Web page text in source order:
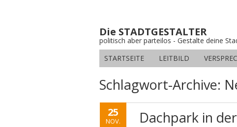
Die STADTGESTALTER
politisch aber parteilos - Gestalte deine
STARTSEITE
LEITBILD
Schlagwort-Archive:
25
NOV. Dachpark in